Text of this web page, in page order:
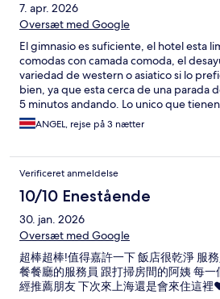
7. apr. 2026
Oversæt med Google
El gimnasio es suficiente, el hotel esta
comodas con camada comoda, el
variedad de western o asiatico si lo
bien, ya que esta cerca de una parada
5 minutos andando. Lo unico que
que va muy mal.
ANGEL, rejse på 3 nætter
Verificeret anmeldelse
10/10 Enestående
30. jan. 2026
Oversæt med Google
超棒超棒!值得嘉許一下 飯店很乾淨 服
餐餐廳的服務員 跟打掃房間的阿姨 每
經推薦朋友 下次來上海還是會來住這